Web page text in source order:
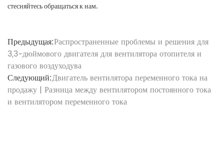
стесняйтесь обращаться к нам.
Предыдущая:Распространенные проблемы и решения для
3,3-дюймового двигателя для вентилятора отопителя и
газового воздуходува
Следующий:Двигатель вентилятора переменного тока на
продажу | Разница между вентилятором постоянного тока
и вентилятором переменного тока